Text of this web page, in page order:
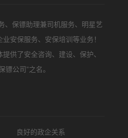
、保镖助理兼司机服务、明星艺
安保服务、安保培训等业务！
供了安全咨询、建设、保护、
公司”之名。
良好的政企关系